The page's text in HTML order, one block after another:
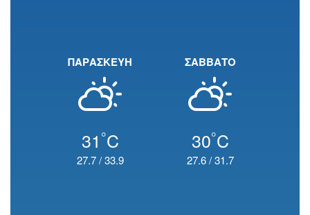
ΠΑΡΑΣΚΕΥΗ
31 °C
27.7/33.9
ΣΑΒΒΑΤΟ
30°C
27.6/31.7